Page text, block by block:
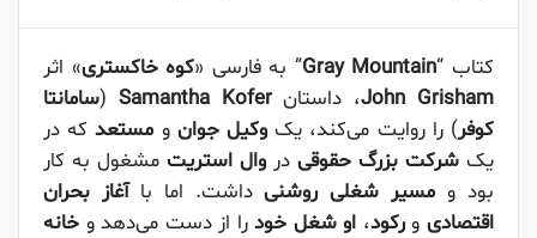
کتاب “Gray Mountain” به فارسی «کوه خاکستری» اثر
John Grisham، داستانSamantha Kofer
(سامانتا
کوفر) را روایت می‌کند، یکوکیل جوان ومستعدکه در
یک شرکت بزرگ حقوقی دروال استریت مشغول به کار
بود ومسیر شغلی روشنیداشت. اما با آغاز بحران
اقتصادیورکود، او شغل خودرا از دست می‌دهد و خانه